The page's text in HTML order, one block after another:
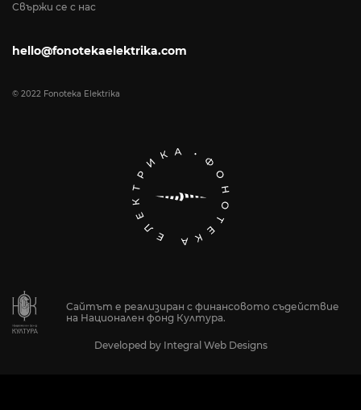
Свържи се с нас
hello@fonotekaelektrika.com
© 2022 Fonoteka Elektrika
Сайтът е реализиран с финансовото съдействие
на Национален фонд Култура.
Developed by Integral Web Designs